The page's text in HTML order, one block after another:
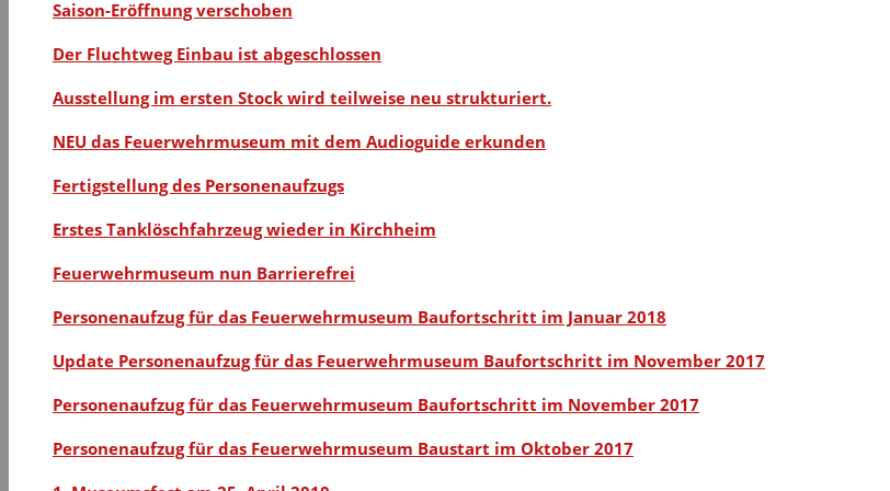
Saison-Eröffnung verschoben
Der Fluchtweg Einbau ist abgeschlossen
Ausstellung im ersten Stock wird teilweise neu strukturiert.
NEU das Feuerwehrmuseum mit dem Audioguide erkunden
Fertigstellung des Personenaufzugs
Erstes Tanklöschfahrzeug wieder in Kirchheim
Feuerwehrmuseum nun Barrierefrei
Personenaufzug für das Feuerwehrmuseum Baufortschritt im Januar 2018
Update Personenaufzug für das Feuerwehrmuseum Baufortschritt im November 2017
Personenaufzug für das Feuerwehrmuseum Baufortschritt im November 2017
Personenaufzug für das Feuerwehrmuseum Baustart im Oktober 2017